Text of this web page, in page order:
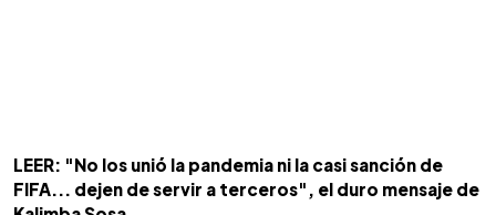
LEER: "No los unió la pandemia ni la casi sanción de
FIFA... dejen de servir a terceros", el duro mensaje de